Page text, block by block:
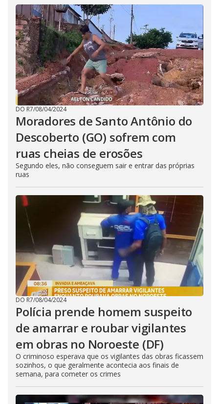
DO R7/08/04/2024
Moradores de Santo Antônio do
Descoberto (GO) sofrem com
ruas cheias de erosões
Segundo eles, não conseguem sair e entrar das próprias
ruas
DO R7/08/04/2024
Polícia prende homem suspeito
de amarrar e roubar vigilantes
em obras no Noroeste (DF)
O criminoso esperava que os vigilantes das obras ficassem
sozinhos, o que geralmente acontecia aos finais de
semana, para cometer os crimes